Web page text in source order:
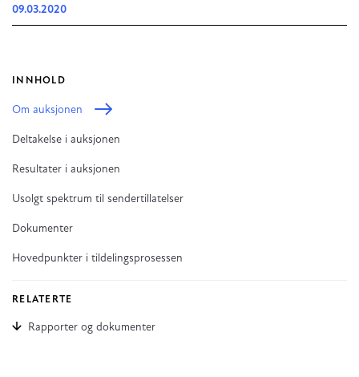
09.03.2020
INNHOLD
Om auksjonen
Deltakelse i auksjonen
Resultater i auksjonen
Usolgt spektrum til sendertillatelser
Dokumenter
Hovedpunkter i tildelingsprosessen
RELATERTE
Rapporter og dokumenter